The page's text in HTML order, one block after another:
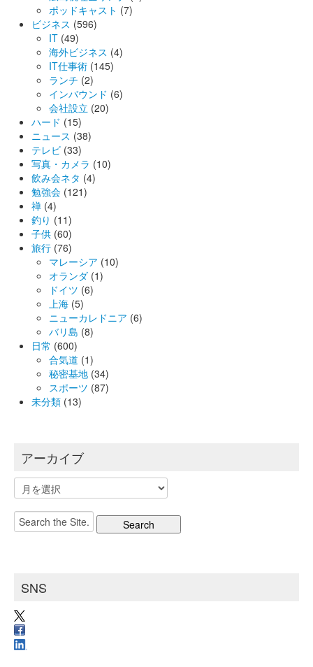
ポッドキャスト (7)
ビジネス (596)
IT (49)
海外ビジネス (4)
IT仕事術 (145)
ランチ (2)
インバウンド (6)
会社設立 (20)
ハード (15)
ニュース (38)
テレビ (33)
写真・カメラ (10)
飲み会ネタ (4)
勉強会 (121)
禅 (4)
釣り (11)
子供 (60)
旅行 (76)
マレーシア (10)
オランダ (1)
ドイツ (6)
上海 (5)
ニューカレドニア (6)
バリ島 (8)
日常 (600)
合気道 (1)
秘密基地 (34)
スポーツ (87)
未分類 (13)
アーカイブ
ア
ー
カ
イ
Search
for:
SNS